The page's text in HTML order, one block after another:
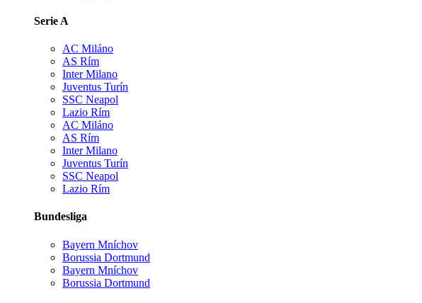
Serie A
AC Miláno
AS Rím
Inter Milano
Juventus Turín
SSC Neapol
Lazio Rím
AC Miláno
AS Rím
Inter Milano
Juventus Turín
SSC Neapol
Lazio Rím
Bundesliga
Bayern Mníchov
Borussia Dortmund
Bayern Mníchov
Borussia Dortmund